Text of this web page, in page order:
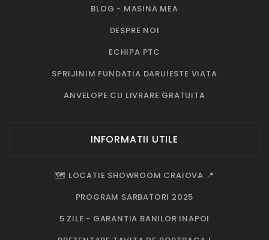
BLOG - MASINA MEA
DESPRE NOI
ECHIPA PTC
SPRIJINIM FUNDATIA DARUIESTE VIATA
ANVELOPE CU LIVRARE GRATUITA
INFORMATII UTILE
🗺️ LOCATIE SHOWROOM CRAIOVA 📍
PROGRAM SARBATORI 2025
5 ZILE - GARANTIA BANILOR INAPOI